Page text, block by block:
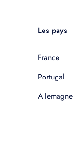
Les pays
France
Portugal
Allemagne